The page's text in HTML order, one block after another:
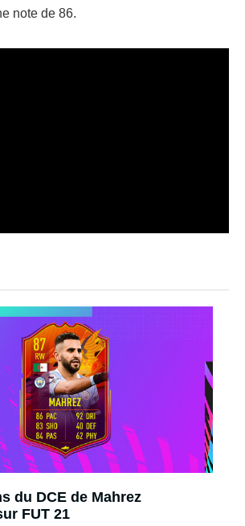
note de 86.
du DCE de Mahrez
FUT 21